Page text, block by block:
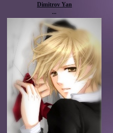
Dimitrov Yan
...